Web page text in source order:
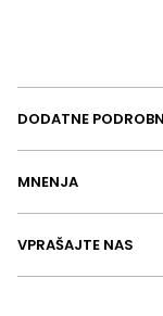
DODATNE
MNENJA
VPRAŠAJTE NAS